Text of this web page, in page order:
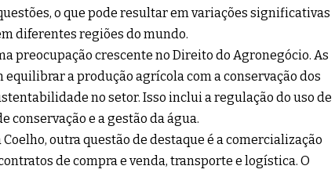
o que pode resultar em variações significativas
diferentes regiões do mundo.
preocupação crescente no Direito do Agronegócio. As
a produção agrícola com a conservação dos
no setor. Isso inclui a regulação do uso de
conservação e a gestão da água.
outra questão de destaque é a comercialização
de compra e venda, transporte e logística. O